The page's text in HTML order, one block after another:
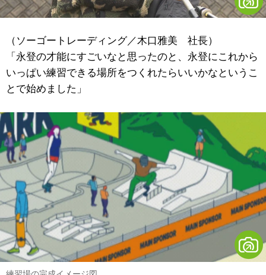
（ソーゴートレーディング／木口雅美 社長）
「永登の才能にすごいなと思ったのと、永登にこれから
いっぱい練習できる場所をつくれたらいいかなというこ
とで始めました」